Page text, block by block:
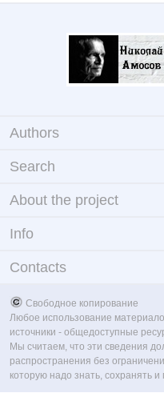
Authors
Search
About the project
Info
Contacts
Свободное копирование
Любое использование
источники - общедоступные
Мы считаем, что эти сведения
распространения без
которую надо знать, сохранять